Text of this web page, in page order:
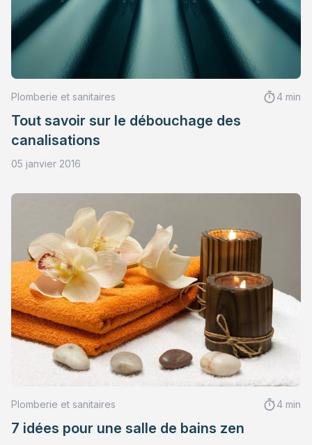
Plomberie et sanitaires 4 min
Tout savoir sur le débouchage des
canalisations
05 janvier 2016
Plomberie et sanitaires 4 min
7 idées pour une salle de bains zen